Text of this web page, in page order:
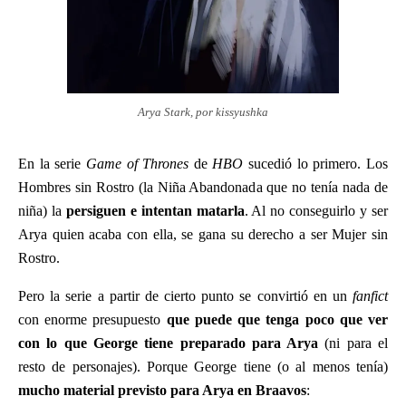
Arya Stark, por kissyushka
En la serie Game of Thrones de HBO sucedió lo primero. Los
Hombres sin Rostro (la Niña Abandonada que no tenía nada de
niña) la persiguen e intentan matarla. Al no conseguirlo y ser
Arya quien acaba con ella, se gana su derecho a ser Mujer sin
Rostro.
Pero la serie a partir de cierto punto se convirtió en un fanfict
con enorme presupuesto que puede que tenga poco que ver
con lo que George tiene preparado para Arya (ni para el
resto de personajes). Porque George tiene (o al menos tenía)
mucho material previsto para Arya en Braavos: